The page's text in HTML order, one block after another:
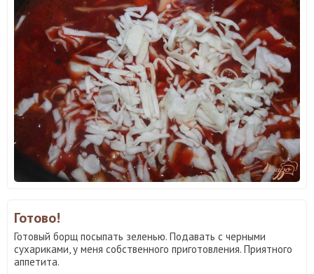
Готово!
Готовый борщ посыпать зеленью. Подавать с черными
сухариками, у меня собственного приготовления. Приятного
аппетита.